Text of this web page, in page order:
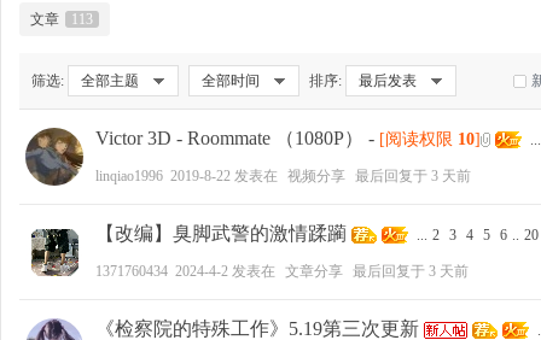
文章 113
筛选: 全部主题 全部时间 排序: 最后发表
Victor 3D - Roommate （1080P） - [阅读权限 10] ...
linqiao1996 2019-8-22 发表在 视频分享 最后回复于 3 天前
【改编】臭脚武警的激情蹂躏 ... 2 3 4 5 6 .. 20
1371760434 2024-4-2 发表在 文章分享 最后回复于 3 天前
《检察院的特殊工作》5.19第三次更新